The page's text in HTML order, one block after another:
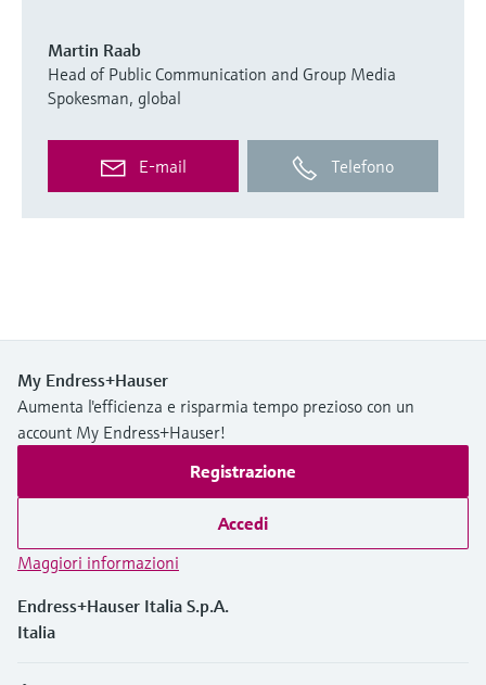
Martin Raab
Head of Public Communication and Group Media
Spokesman, global
E-mail Telefono
My Endress+Hauser
Aumenta l'efficienza e risparmia tempo prezioso con un
account My Endress+Hauser!
Registrazione
Accedi
Maggiori informazioni
Endress+Hauser Italia S.p.A.
Italia